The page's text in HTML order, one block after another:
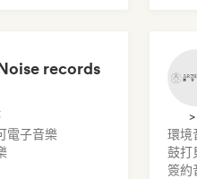
records
電子音樂
環境
鼓打
簽約